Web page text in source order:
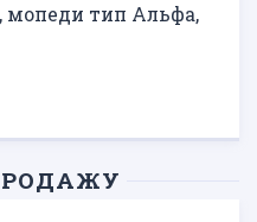
мопеди тип Альфа,